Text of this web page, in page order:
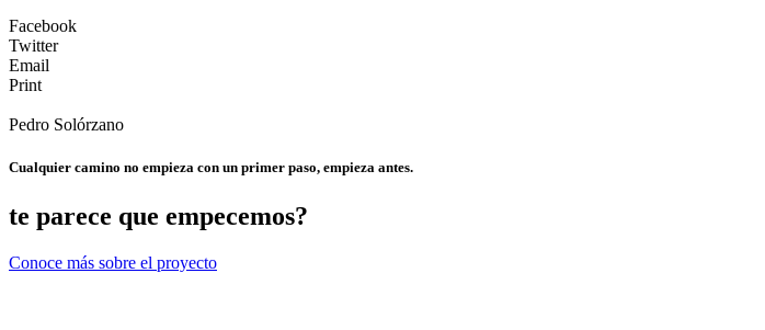
Facebook
Twitter
Email
Print
Pedro Solórzano
Cualquier camino no empieza con un primer paso, empieza antes.
te parece que empecemos?
Conoce más sobre el proyecto